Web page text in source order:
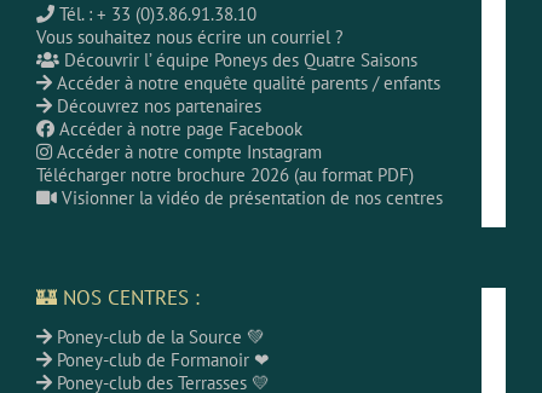
Tél. : + 33 (0)3.86.91.38.10
Vous souhaitez nous écrire un courriel ?
Découvrir l’ équipe Poneys des Quatre Saisons
Accéder à notre enquête qualité parents / enfants
Découvrez nos partenaires
Accéder à notre page Facebook
Accéder à notre compte Instagram
Télécharger notre brochure 2026 (au format PDF)
Visionner la vidéo de présentation de nos centres
🏰 NOS CENTRES :
Poney-club de la Source 💚
Poney-club de Formanoir ❤
Poney-club des Terrasses 💛